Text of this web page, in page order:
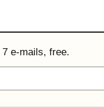
e-mails, free.